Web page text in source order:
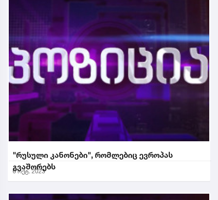
"რუსული კანონები", რომლებიც ევროპას
გვაშორებს
6 ოქტ. 2023